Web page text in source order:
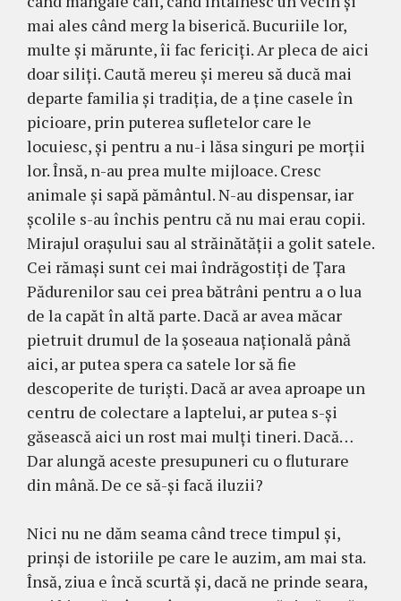
mai ales când merg la biserică. Bucuriile lor,
multe şi mărunte, îi fac fericiţi. Ar pleca de aici
doar siliţi. Caută mereu şi mereu să ducă mai
departe familia şi tradiţia, de a ţine casele în
picioare, prin puterea sufletelor care le
locuiesc, și pentru a nu-i lăsa singuri pe morţii
lor. Însă, n-au prea multe mijloace. Cresc
animale şi sapă pământul. N-au dispensar, iar
şcolile s-au închis pentru că nu mai erau copii.
Mirajul oraşului sau al străinătăţii a golit satele.
Cei rămaşi sunt cei mai îndrăgostiţi de Ţara
Pădurenilor sau cei prea bătrâni pentru a o lua
de la capăt în altă parte. Dacă ar avea măcar
pietruit drumul de la şoseaua naţională până
aici, ar putea spera ca satele lor să fie
descoperite de turişti. Dacă ar avea aproape un
centru de colectare a laptelui, ar putea s-şi
găsească aici un rost mai mulţi tineri. Dacă…
Dar alungă aceste presupuneri cu o fluturare
din mână. De ce să-şi facă iluzii?
Nici nu ne dăm seama când trece timpul şi,
prinși de istoriile pe care le auzim, am mai sta.
Însă, ziua e încă scurtă şi, dacă ne prinde seara,